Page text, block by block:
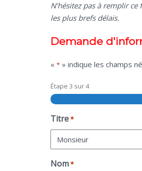
N’hésitez pas à remplir
les plus brefs délais.
Demande
« * » indique les champs
Étape 3 sur4
Titre*
Nom*